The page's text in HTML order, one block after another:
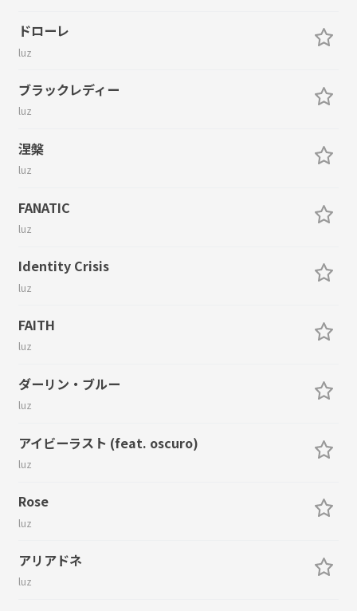
ドローレ
luz
ブラックレディー
luz
涅槃
luz
FANATIC
luz
Identity Crisis
luz
FAITH
luz
ダーリン・ブルー
luz
アイビーラスト (feat. oscuro)
luz
Rose
luz
アリアドネ
luz